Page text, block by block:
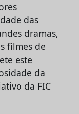
das
dramas,
filmes de
este
da
da FIC